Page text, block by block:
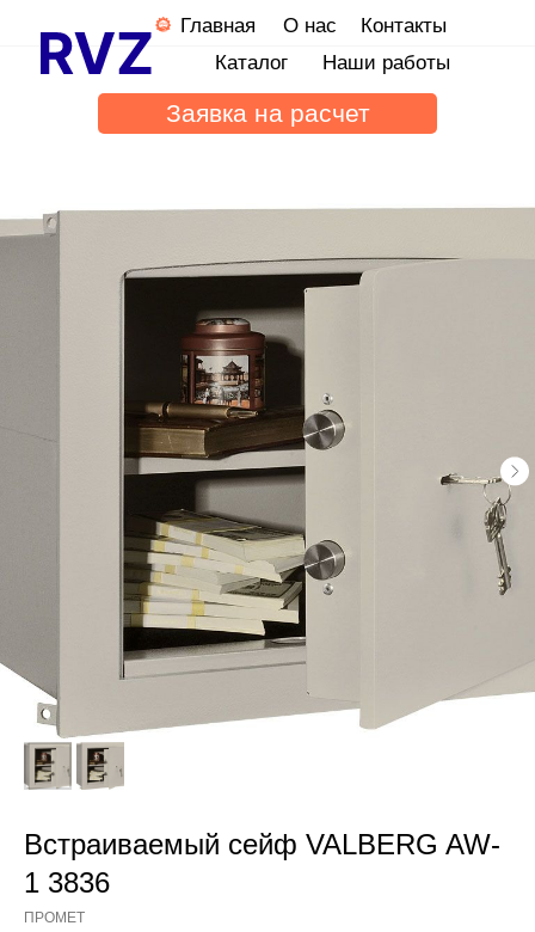
Главная
О нас
Наши работы
Каталог
Контакты
Заявка на расчет
Встраиваемый сейф VALBERG AW-
1 3836
ПРОМЕТ